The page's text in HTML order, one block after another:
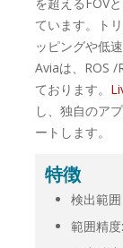
ています。ト
ッピングや低
Aviaは、ROS
ております。
し、独自のア
ートします。
特徴
検出範
範囲精